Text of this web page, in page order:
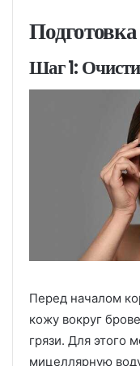
Шаг 1:
Перед началом
кожу вокруг
грязи. Для этого
мицеллярную